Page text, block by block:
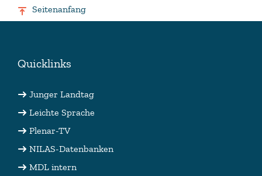
Seitenanfang
Quicklinks
Junger Landtag
Leichte Sprache
Plenar-TV
NILAS-Datenbanken
MDL intern